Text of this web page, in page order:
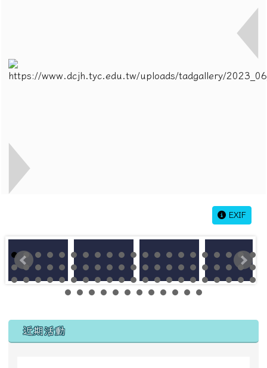
EXIF
左邊區域內容
近期活動